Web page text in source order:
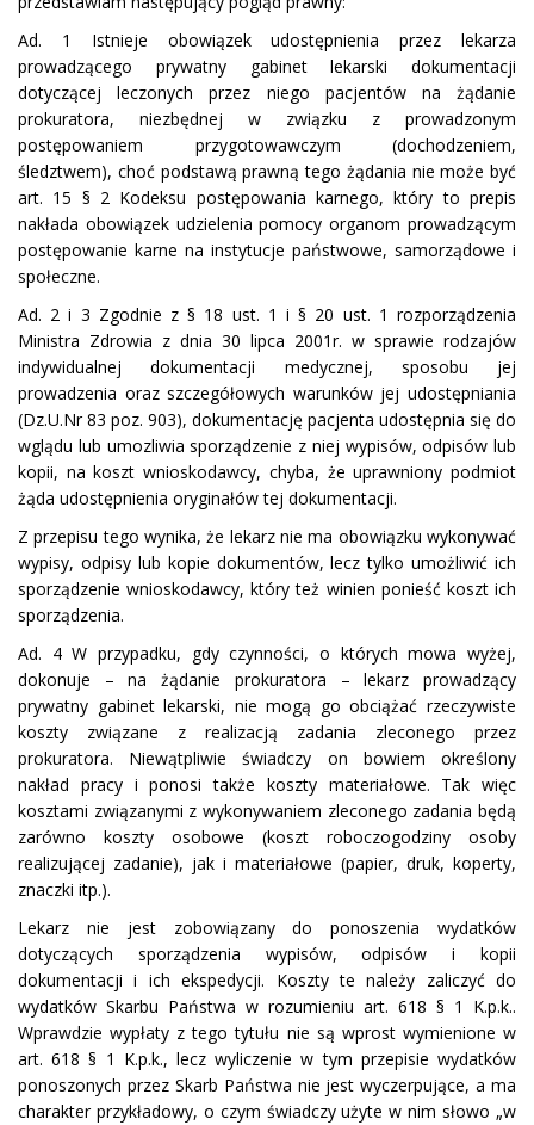
Ad. 1 Istnieje obowiązek udostępnienia przez lekarza
prowadzącego prywatny gabinet lekarski dokumentacji
dotyczącej leczonych przez niego pacjentów na żądanie
prokuratora, niezbędnej w związku z prowadzonym
postępowaniem przygotowawczym (dochodzeniem,
śledztwem), choć podstawą prawną tego żądania nie może być
art. 15 § 2 Kodeksu postępowania karnego, który to prepis
nakłada obowiązek udzielenia pomocy organom prowadzącym
postępowanie karne na instytucje państwowe, samorządowe i
społeczne.
Ad. 2 i 3 Zgodnie z § 18 ust. 1 i § 20 ust. 1 rozporządzenia
Ministra Zdrowia z dnia 30 lipca 2001r. w sprawie rodzajów
indywidualnej dokumentacji medycznej, sposobu jej
prowadzenia oraz szczegółowych warunków jej udostępniania
(Dz.U.Nr 83 poz. 903), dokumentację pacjenta udostępnia się do
wglądu lub umozliwia sporządzenie z niej wypisów, odpisów lub
kopii, na koszt wnioskodawcy, chyba, że uprawniony podmiot
żąda udostępnienia oryginałów tej dokumentacji.
Z przepisu tego wynika, że lekarz nie ma obowiązku wykonywać
wypisy, odpisy lub kopie dokumentów, lecz tylko umożliwić ich
sporządzenie wnioskodawcy, który też winien ponieść koszt ich
sporządzenia.
Ad. 4 W przypadku, gdy czynności, o których mowa wyżej,
dokonuje – na żądanie prokuratora – lekarz prowadzący
prywatny gabinet lekarski, nie mogą go obciążać rzeczywiste
koszty związane z realizacją zadania zleconego przez
prokuratora. Niewątpliwie świadczy on bowiem określony
nakład pracy i ponosi także koszty materiałowe. Tak więc
kosztami związanymi z wykonywaniem zleconego zadania będą
zarówno koszty osobowe (koszt roboczogodziny osoby
realizującej zadanie), jak i materiałowe (papier, druk, koperty,
znaczki itp.).
Lekarz nie jest zobowiązany do ponoszenia wydatków
dotyczących sporządzenia wypisów, odpisów i kopii
dokumentacji i ich ekspedycji. Koszty te należy zaliczyć do
wydatków Skarbu Państwa w rozumieniu art. 618 § 1 K.p.k..
Wprawdzie wypłaty z tego tytułu nie są wprost wymienione w
art. 618 § 1 K.p.k., lecz wyliczenie w tym przepisie wydatków
ponoszonych przez Skarb Państwa nie jest wyczerpujące, a ma
charakter przykładowy, o czym świadczy użyte w nim słowo „w